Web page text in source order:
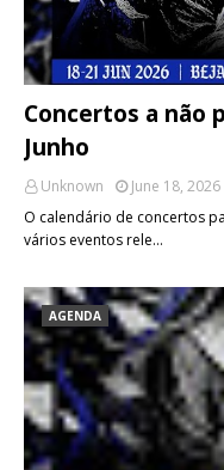
Concertos a não
Junho
Unknown
June 18, 2026
O calendário de concertos
vários eventos rele…
AGENDA